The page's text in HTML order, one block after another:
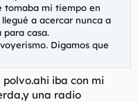
tomaba mi tiempo en
a acercar nunca a
para casa.
Digamos que
iba con mi
una radio